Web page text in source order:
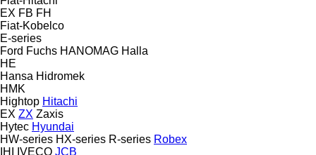
EX FB FH
Fiat-Kobelco
E-series
Ford Fuchs HANOMAG Halla
HE
Hansa Hidromek
HMK
Hightop Hitachi
EX ZX Zaxis
Hytec Hyundai
HW-series HX-series R-series Robex
IHI
IVECO JCB